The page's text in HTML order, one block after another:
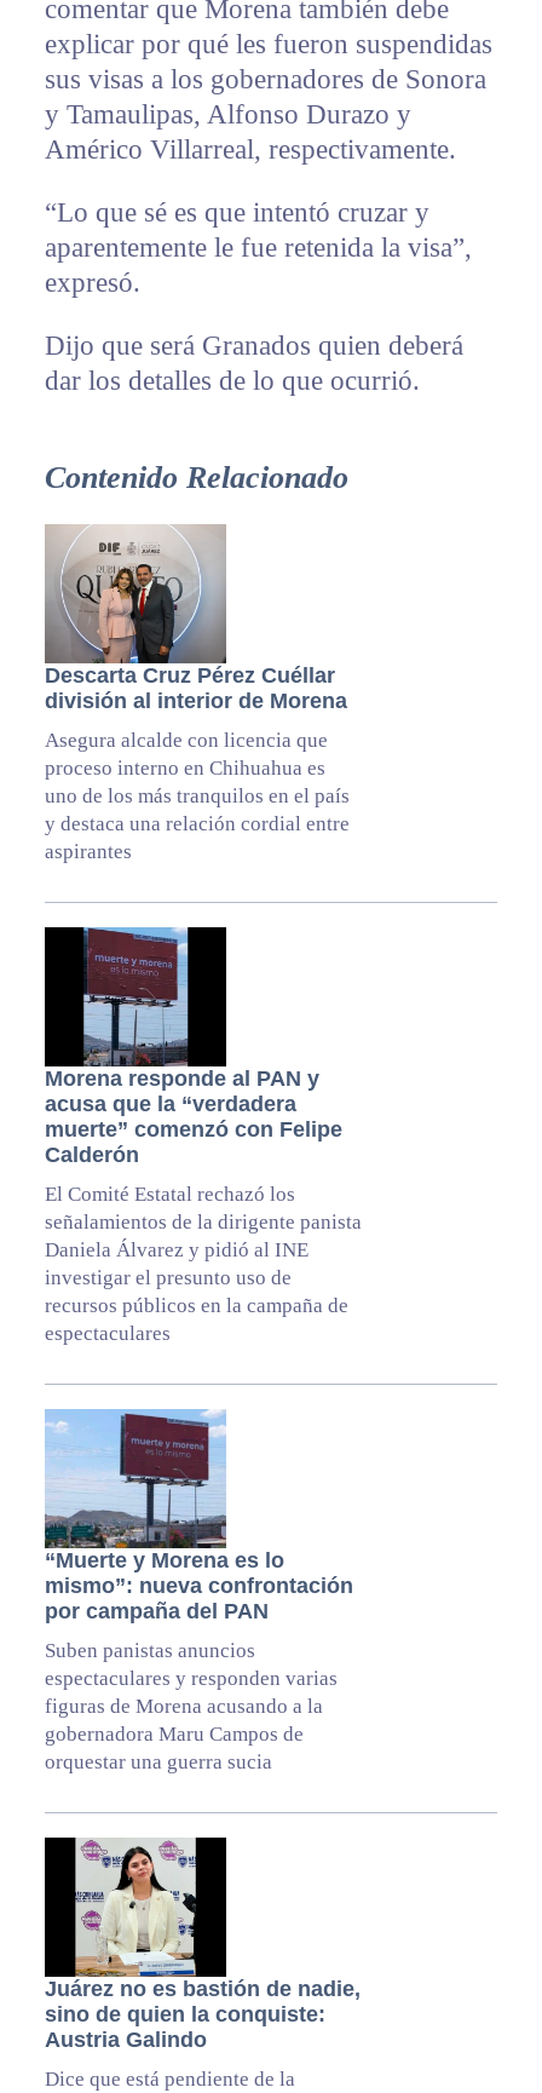
comentar que Morena también debe
explicar por qué les fueron suspendidas
sus visas a los gobernadores de Sonora
y Tamaulipas, Alfonso Durazo y
Américo Villarreal, respectivamente.
“Lo que sé es que intentó cruzar y
aparentemente le fue retenida la visa”,
expresó.
Dijo que será Granados quien deberá
dar los detalles de lo que ocurrió.
Contenido Relacionado
Descarta Cruz Pérez Cuéllar
división al interior de Morena
Asegura alcalde con licencia que
proceso interno en Chihuahua es
uno de los más tranquilos en el país
y destaca una relación cordial entre
aspirantes
Morena responde al PAN y
acusa que la “verdadera
muerte” comenzó con Felipe
Calderón
El Comité Estatal rechazó los
señalamientos de la dirigente panista
Daniela Álvarez y pidió al INE
investigar el presunto uso de
recursos públicos en la campaña de
espectaculares
“Muerte y Morena es lo
mismo”: nueva confrontación
por campaña del PAN
Suben panistas anuncios
espectaculares y responden varias
figuras de Morena acusando a la
gobernadora Maru Campos de
orquestar una guerra sucia
Juárez no es bastión de nadie,
sino de quien la conquiste:
Austria Galindo
Dice que está pendiente de la